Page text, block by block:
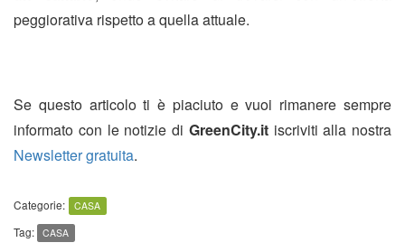
peggiorativa rispetto a quella attuale.
Se questo articolo ti è piaciuto e vuoi rimanere sempre
informato con le notizie di GreenCity.itiscriviti alla nostra
Newsletter gratuita.
Categorie: CASA
Tag: CASA